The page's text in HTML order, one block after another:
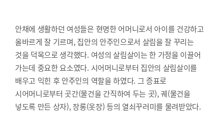
안채에 생활하던 여성들은 현명한 어머니로서 아이를 건강하고
올바르게 잘 기르며, 집안의 안주인으로서 살림을 잘 꾸리는
것을 덕목으로 생각했다. 여성의 살림살이는 한 가정을 이끌어
가는데 중요한 요소였다. 시어머니로부터 집안의 살림살이를
배우고 익힌 후 안주인의 역할을 하였다. 그 증표로
시어머니로부터 곳간(물건을 간직하여 두는 곳), 궤(물건을
넣도록 만든 상자), 장롱(옷장) 등의 열쇠꾸러미를 물려받았다.